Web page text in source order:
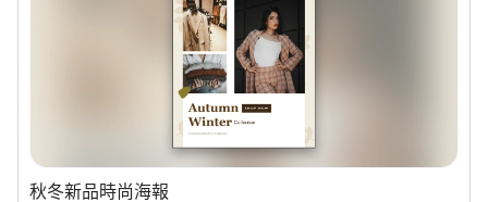
秋冬新品時尚海報